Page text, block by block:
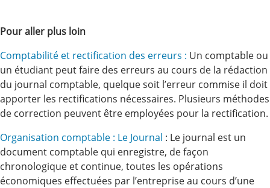
Pour aller plus loin
Comptabilité et rectification des erreurs : Un comptable ou
un étudiant peut faire des erreurs au cours de la rédaction
du journal comptable, quelque soit l’erreur commise il doit
apporter les rectifications nécessaires. Plusieurs méthodes
de correction peuvent être employées pour la rectification.
Organisation comptable : Le Journal : Le journal est un
document comptable qui enregistre, de façon
chronologique et continue, toutes les opérations
économiques effectuées par l’entreprise au cours d’une